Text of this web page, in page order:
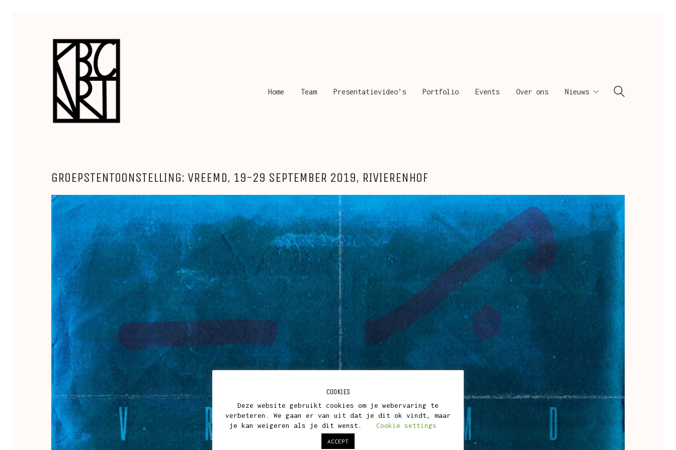
Home Team Presentatievideo’s Portfolio Events Over ons Nieuws
GROEPSTENTOONSTELLING: VREEMD, 19-29 SEPTEMBER 2019, RIVIERENHOF
COOKIES
Deze website gebruikt cookies om je webervaring te
verbeteren. We gaan er van uit dat je dit ok vindt, maar
je kan weigeren als je dit wenst.
Cookie settings
ACCEPT